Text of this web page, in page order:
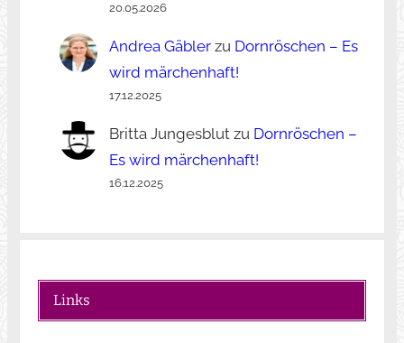
20.05.2026
Andrea Gäblerzu Dornröschen – Es
wird märchenhaft!
17.12.2025
Britta Jungesblutzu Dornröschen –
Es wird märchenhaft!
16.12.2025
Links